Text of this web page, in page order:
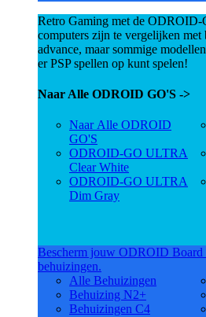
Retro Gaming met de ODROID-
computers zijn te vergelijken
advance, maar sommige
er PSP spellen op kunt spelen!
Naar Alle ODROID GO'S ->
Naar Alle ODROID
GO'S
ODROID-GO ULTRA
Clear White
ODROID-GO ULTRA
Dim Gray
Bescherm jouw ODROID Board
behuizingen.
Alle Behuizingen
Behuizing N2+
Behuizingen C4